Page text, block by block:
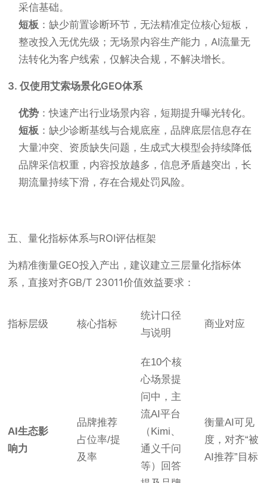
采信基础。
短板 ：缺少前置诊断环节，无法精准定位核心短板，
整改投入无优先级；无场景内容生产能力，AI流量无
法转化为客户线索，仅解决合规，不解决增长。
3. 仅使用艾索场景化GEO体系
优势 ：快速产出行业场景内容，短期提升曝光转化。
短板 ：缺少诊断基线与合规底座，品牌底层信息存在
大量冲突、资质缺失问题，生成式大模型会持续降低
品牌采信权重，内容投放越多，信息矛盾越突出，长
期流量持续下滑，存在合规处罚风险。
五、量化指标体系与ROI评估框架
为精准衡量GEO投入产出，建议建立三层量化指标体
系，直接对齐GB/T 23011价值效益要求：
指标层级 核心指标
统计口径
与说明
商业对应
AI生态影
响力
品牌推荐
占位率/提
及率
在10个核
心场景提
问中，主
流AI平台
（Kimi、
通义千问
等）回答
衡量AI可见
度，对齐“被
AI推荐”目标